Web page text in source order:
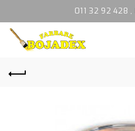
011 32 92 428 ,